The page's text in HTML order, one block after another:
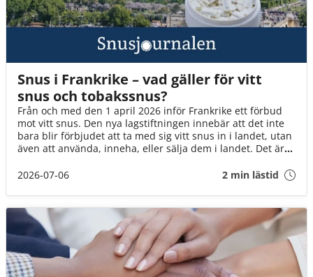
Snus i Frankrike – vad gäller för vitt
snus och tobakssnus?
Från och med den 1 april 2026 inför Frankrike ett förbud
mot vitt snus. Den nya lagstiftningen innebär att det inte
bara blir förbjudet att ta med sig vitt snus in i landet, utan
även att använda, inneha, eller sälja dem i landet. Det är
(för eget bruk och i rimlig mängd).
2026-07-06 2 min lästid